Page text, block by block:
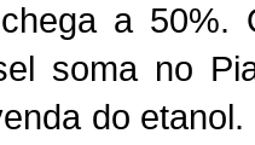
a 50%.
soma no
do